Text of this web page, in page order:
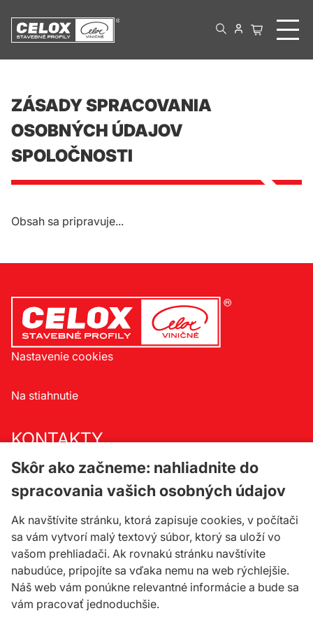
ZÁSADY SPRACOVANIA
OSOBNÝCH ÚDAJOV
SPOLOČNOSTI
Obsah sa pripravuje...
Nastavenie cookies
Na stiahnutie
KONTAKTY
Celox spol. s r.o.
Družstevná 33/a
900 23 Viničné
telefón:+421 33 647 65 73
celox@celox.sk
Skôr ako začneme: nahliadnite do
spracovania vašich osobných údajov
Ak navštívite stránku, ktorá zapisuje cookies, v počítači
sa vám vytvorí malý textový súbor, ktorý sa uloží vo
vašom prehliadači. Ak rovnakú stránku navštívite
nabudúce, pripojíte sa vďaka nemu na web rýchlejšie.
Náš web vám ponúkne relevantné informácie a bude sa
vám pracovať jednoduchšie.